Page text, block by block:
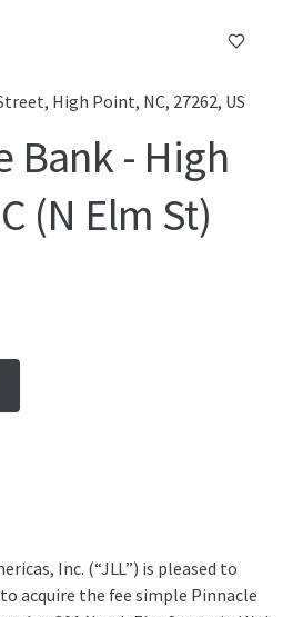
High Point, NC, 27262, US
Bank - High
(N Elm St)
Inc. (“JLL”) is pleased to
acquire the fee simple Pinnacle